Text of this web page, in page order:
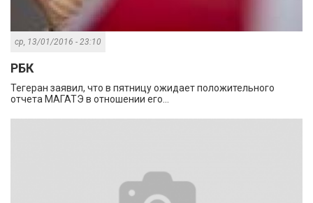
ср, 13/01/2016 - 23:10
РБК
Тегеран заявил, что в пятницу ожидает положительного
отчета МАГАТЭ в отношении его...